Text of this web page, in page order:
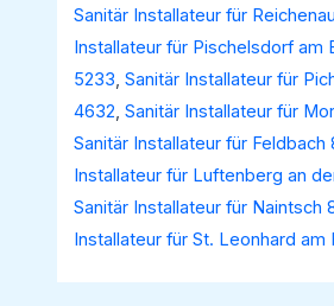
Sanitär Installateur für
Installateur für Pischelsdorf am
5233,Sanitär Installateur für
4632,Sanitär Installateur für
Sanitär Installateur für Feldbach
Installateur für Luftenberg an
Sanitär Installateur für Naintsch
Installateur für St. Leonhard am